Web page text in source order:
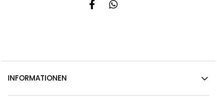
INFORMATIONEN